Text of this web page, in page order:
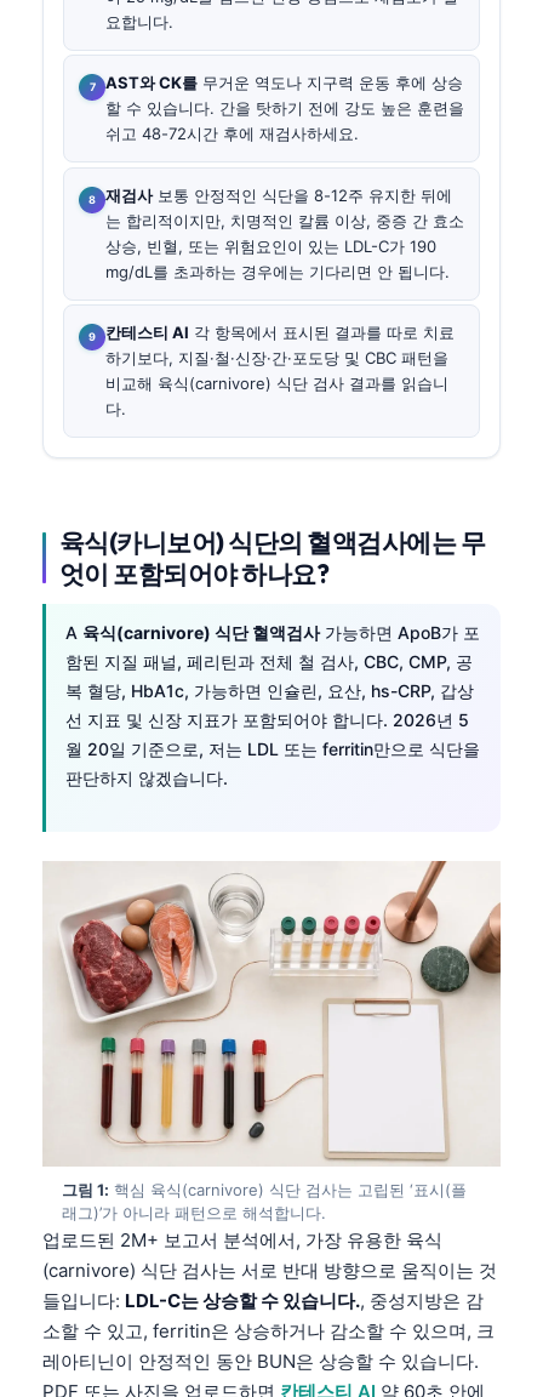
요합니다.
AST와 CK를 무거운 역도나 지구력 운동 후에 상승
할 수 있습니다. 간을 탓하기 전에 강도 높은 훈련을
쉬고 48-72시간 후에 재검사하세요.
재검사보통 안정적인 식단을 8-12주 유지한 뒤에
는 합리적이지만, 치명적인 칼륨 이상, 중증 간 효소
상승, 빈혈, 또는 위험요인이 있는 LDL-C가 190
mg/dL를 초과하는 경우에는 기다리면 안 됩니다.
칸테스티 AI 각 항목에서 표시된 결과를 따로 치료
하기보다, 지질·철·신장·간·포도당 및 CBC 패턴을
비교해 육식(carnivore) 식단 검사 결과를 읽습니
다.
육식(카니보어) 식단의 혈액검사에는 무
엇이 포함되어야 하나요?
A 육식(carnivore) 식단 혈액검사가능하면 ApoB가 포
함된 지질 패널, 페리틴과 전체 철 검사, CBC, CMP, 공
복 혈당, HbA1c, 가능하면 인슐린, 요산, hs-CRP, 갑상
선 지표 및 신장 지표가 포함되어야 합니다. 2026년 5
월 20일 기준으로, 저는 LDL 또는 ferritin만으로 식단을
판단하지 않겠습니다.
그림 1: 핵심 육식(carnivore) 식단 검사는 고립된 ‘표시(플
래그)’가 아니라 패턴으로 해석합니다.
업로드된 2M+ 보고서 분석에서, 가장 유용한 육식
(carnivore) 식단 검사는 서로 반대 방향으로 움직이는 것
들입니다: LDL-C는 상승할 수 있습니다., 중성지방은 감
소할 수 있고, ferritin은 상승하거나 감소할 수 있으며, 크
레아티닌이 안정적인 동안 BUN은 상승할 수 있습니다.
PDF 또는 사진을 업로드하면 칸테스티 AI 약 60초 안에